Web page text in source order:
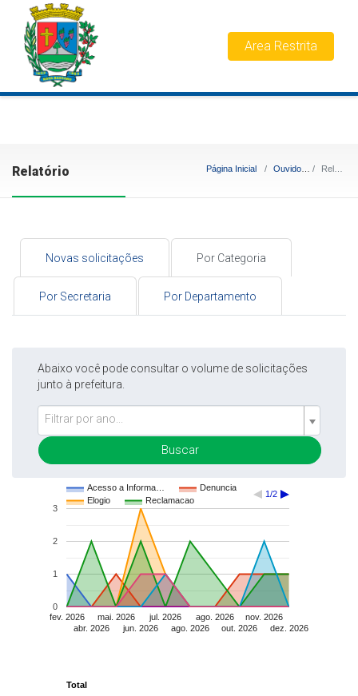
Area Restrita
Relatório Página Inicial Ouvidoria Relatório
Novas solicitações Por Categoria
Por Secretaria Por Departamento
Abaixo você pode consultar o volume de solicitações
junto à prefeitura.
Filtrar por ano...
Buscar
Acesso a Informa…
Denuncia
Elogio
Reclamacao
1/2
fev. 2026
abr. 2026
mai. 2026
jun. 2026
jul. 2026
ago. 2026
ago. 2026
out. 2026
nov. 2026
dez. 2026
0
1
2
3
Total